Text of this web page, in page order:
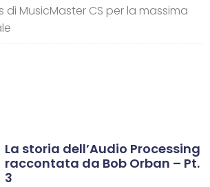
di MusicMaster CS per la massima
La storia dell’Audio Processing
raccontata da Bob Orban – Pt.
3